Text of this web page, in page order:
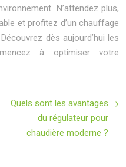
N’attendez plus,
et profitez d’un chauffage
dès aujourd’hui les
à optimiser votre
Quels sont les avantages
du régulateur pour
chaudière moderne ?